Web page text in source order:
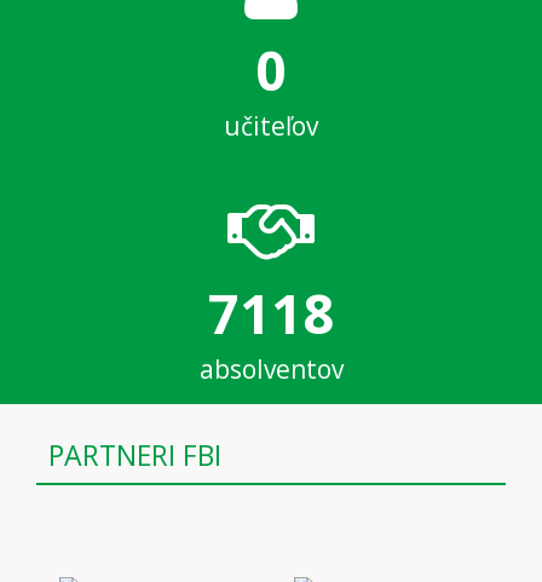
0
učiteľov
7118
absolventov
PARTNERI FBI